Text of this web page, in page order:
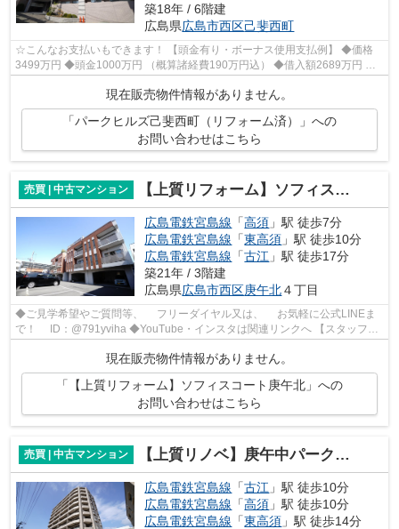
築18年 / 6階建
広島県広島市西区己斐西町
☆こんなお支払いもできます！ 【頭金有り・ボーナス使用支払例】 ◆価格
3499万円 ◆頭金1000万円 （概算諸経費190万円込） ◆借入額2689万円 ◆
年利0.6％ 変動金利 返済期間40年 ◆毎月...
現在販売物件情報がありません。
「パークヒルズ己斐西町（リフォーム済）」への
お問い合わせはこちら
売買 | 中古マンション 【上質リフォーム】ソフィスコート庚午北
広島電鉄宮島線 「高須 」駅 徒歩7分
広島電鉄宮島線 「東高須 」駅 徒歩10分
広島電鉄宮島線 「古江 」駅 徒歩17分
築21年 / 3階建
広島県広島市西区庚午北４丁目
◆ご見学希望やご質問等、 フリーダイヤル又は、 お気軽に公式LINEま
で！ ID：@791yviha ◆YouTube・インスタは関連リンクへ 【スタッフい
現在販売物件情報がありません。
「【上質リフォーム】ソフィスコート庚午北」への
お問い合わせはこちら
売買 | 中古マンション 【上質リノベ】庚午中パークハウス
広島電鉄宮島線 「古江 」駅 徒歩10分
広島電鉄宮島線 「高須 」駅 徒歩10分
広島電鉄宮島線 「東高須 」駅 徒歩14分